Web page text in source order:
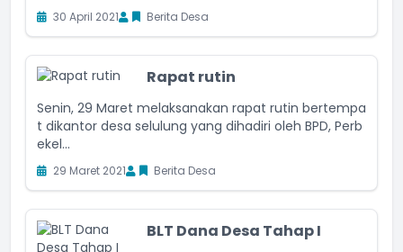
30 April 2021 Berita Desa
Rapat rutin
Senin, 29 Maret melaksanakan rapat rutin bertempa
t dikantor desa selulung yang dihadiri oleh BPD, Perb
ekel...
29 Maret 2021 Berita Desa
BLT Dana Desa Tahap I